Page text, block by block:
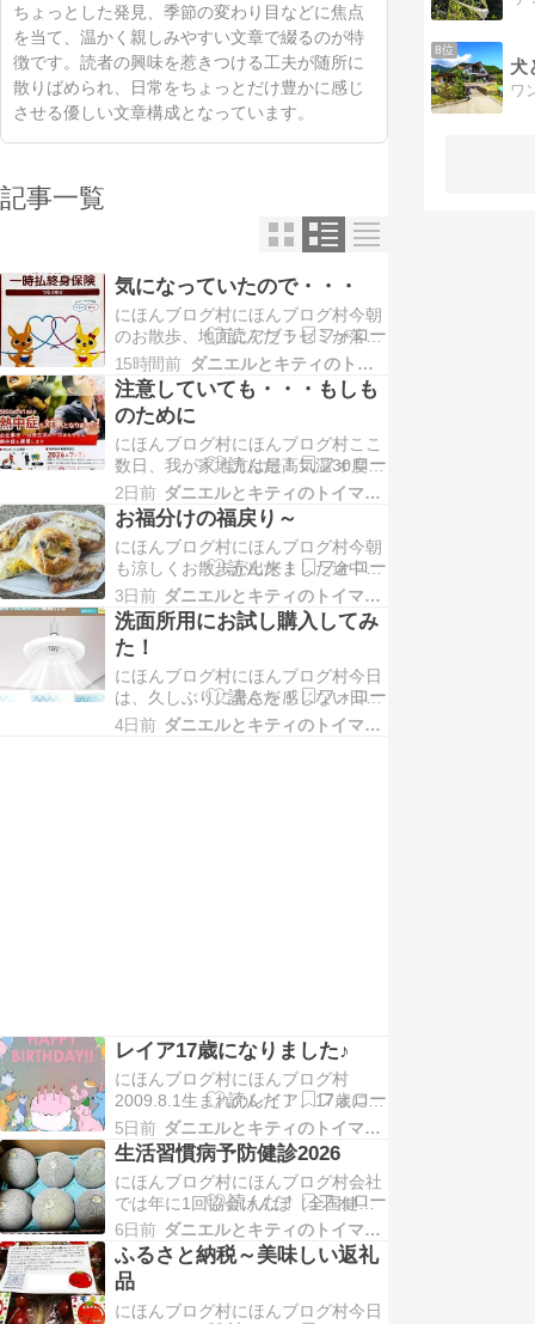
ちょっとした発見、季節の変わり目などに焦点
を当て、温かく親しみやすい文章で綴るのが特
徴です。読者の興味を惹きつける工夫が随所に
散りばめられ、日常をちょっとだけ豊かに感じ
させる優しい文章構成となっています。
記事一覧
気になっていたので・・・
にほんブログ村にほんブログ村今朝
のお散歩、地面にアブラゼミが落ち
ていてドラくんがクンクンしたら、
逃げるように動き出しましただけど
飛ぶほどの元気は無く、前足でチョ
ンチョンそれ以上何かしたら、セミ
さん...
15時間前 ダニエルとキティのトイマンブログ
注意していても・・・もしも
のために
にほんブログ村にほんブログ村ここ
数日、我が家地方は最高気温30度程
度で朝のお散歩時には、汗をかくほ
どの暑さでは無く地面も熱くなって
いなくて助かります某動物園では、
熱中症で亡くなってしまった動物さ
んも...
2日前 ダニエルとキティのトイマンブログ
お福分けの福戻り～
にほんブログ村にほんブログ村今朝
も涼しくお散歩が出来ました途中～
同じ自治会の方に声かけられて3ヶ
所で立ち止まって色々とお話ドラく
んに「この子はもっと大きくなる
の？」とか色々と質問攻めになっ
て、3ヶ所...
3日前 ダニエルとキティのトイマンブログ
洗面所用にお試し購入してみ
た！
にほんブログ村にほんブログ村今日
は、久しぶりに暑さを感じない日で
した朝のお散歩の時には、傘がなく
4日前 ダニエルとキティのトイマンブログ
レイア17歳になりました♪
にほんブログ村にほんブログ村
2009.8.1生まれのレイア、17歳にな
りましたアニコムさんからメールで
届いたカードです。お誕生日プレー
トを作ろうと今回は災害時用にロー
リングストックしているこちらを使
用です。...
5日前 ダニエルとキティのトイマンブログ
生活習慣病予防健診2026
にほんブログ村にほんブログ村会社
では年に1回協会けんぽ（全国健康
保険協会）の「生活習慣病予防健
診」を受けることになっています。
35歳から74歳までの加入者（被保険
者）を対象とした自己負担を抑えて
受診でき...
6日前 ダニエルとキティのトイマンブログ
ふるさと納税～美味しい返礼
品
にほんブログ村にほんブログ村今日
8位
犬
ワ